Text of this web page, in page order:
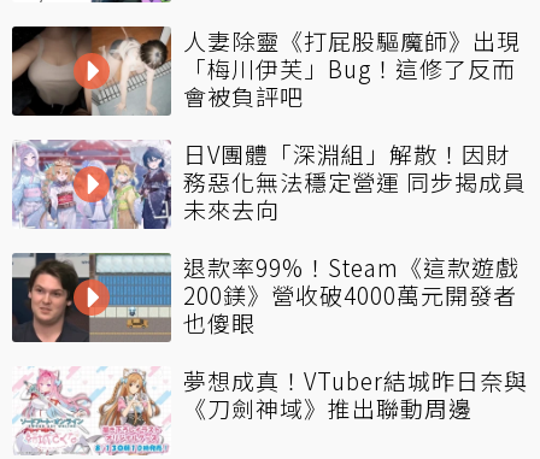
人妻除靈《打屁股驅魔師》出現
「梅川伊芙」Bug！這修了反而
會被負評吧
日V團體「深淵組」解散！因財
務惡化無法穩定營運 同步揭成員
未來去向
退款率99%！Steam《這款遊戲
200鎂》營收破4000萬元開發者
也傻眼
夢想成真！VTuber結城昨日奈與
《刀劍神域》推出聯動周邊